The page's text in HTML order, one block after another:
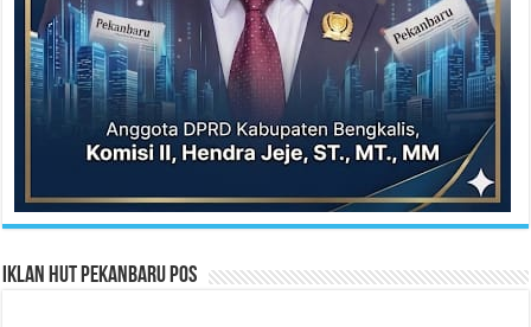
Iklan HUT Pekanbaru Pos